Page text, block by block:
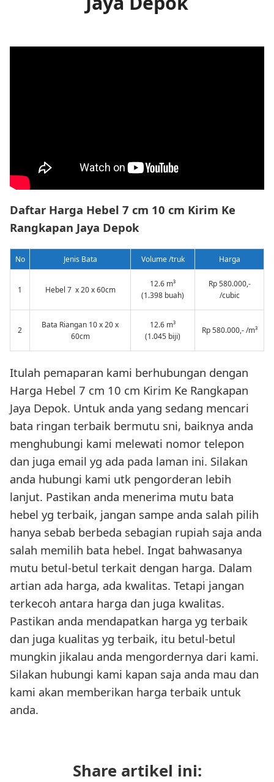
Daftar Harga Hebel 7 cm 10 cm Kirim Ke
Rangkapan Jaya Depok
No Jenis Bata Volume /truk Harga
1 Hebel 7 x 20 x 60cm
12.6 m³
(1.398 buah)
Rp 580.000,-
/cubic
2
Bata Riangan 10 x 20 x
60cm
12.6 m³
(1.045 biji)
Rp 580.000,- /m³
Itulah pemaparan kami berhubungan dengan
Harga Hebel 7 cm 10 cm Kirim Ke Rangkapan
Jaya Depok. Untuk anda yang sedang mencari
bata ringan terbaik bermutu sni, baiknya anda
menghubungi kami melewati nomor telepon
dan juga email yg ada pada laman ini. Silakan
anda hubungi kami utk pengorderan lebih
lanjut. Pastikan anda menerima mutu bata
hebel yg terbaik, jangan sampe anda salah pilih
hanya sebab berbeda sebagian rupiah saja anda
salah memilih bata hebel. Ingat bahwasanya
mutu betul-betul terkait dengan harga. Dalam
artian ada harga, ada kwalitas. Tetapi jangan
terkecoh antara harga dan juga kwalitas.
Pastikan anda mendapatkan harga yg terbaik
dan juga kualitas yg terbaik, itu betul-betul
mungkin jikalau anda mengordernya dari kami.
Silakan hubungi kami kapan saja anda mau dan
kami akan memberikan harga terbaik untuk
anda.
Share artikel ini: